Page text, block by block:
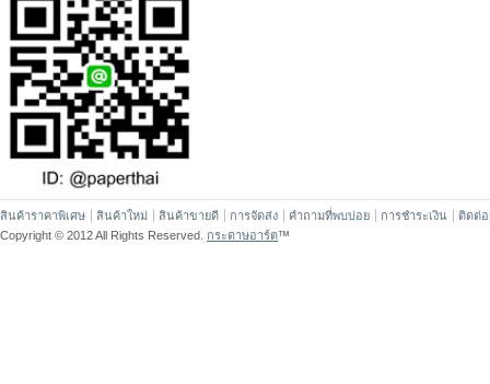
สินค้าราคาพิเศษ สินค้าใหม่ สินค้าขายดี การจัดส่ง คำถามที่พบบ่อย การชำระเงิน
ติดต่อ
Copyright © 2012 All Rights Reserved. กระดาษอาร์ต™